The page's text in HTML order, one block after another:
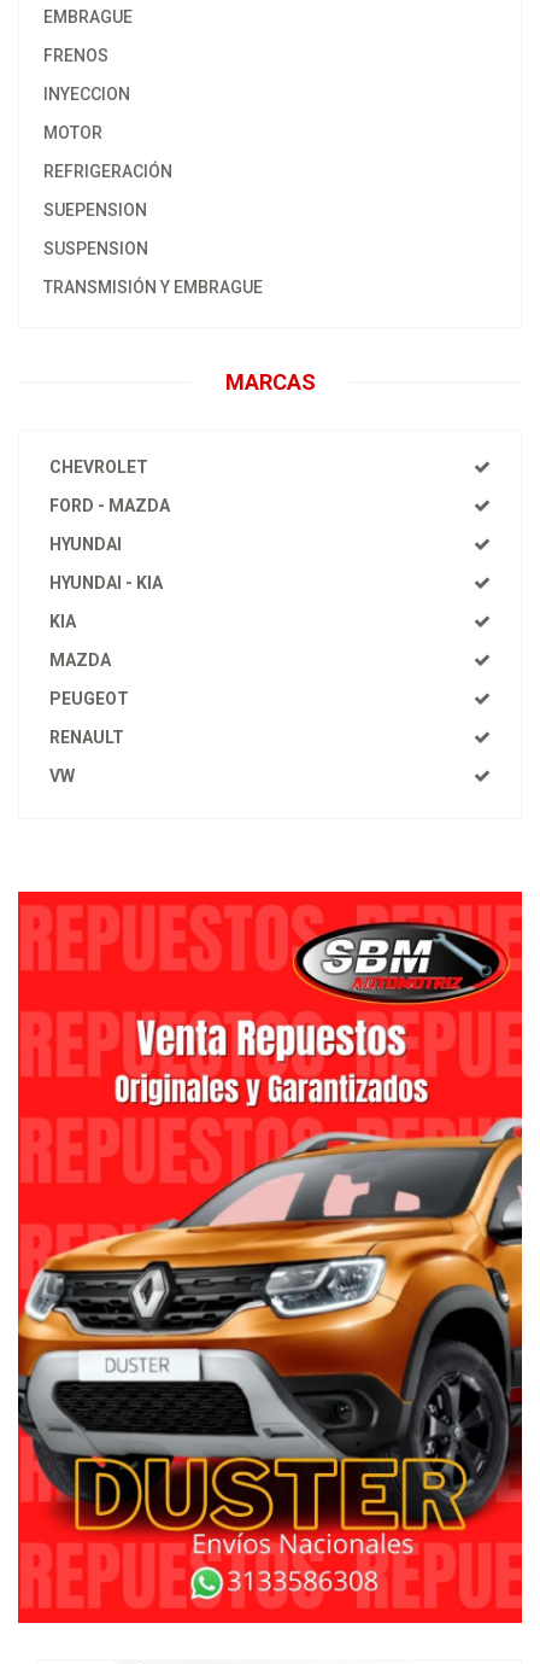
EMBRAGUE
FRENOS
INYECCION
MOTOR
REFRIGERACIÓN
SUEPENSION
SUSPENSION
TRANSMISIÓN Y EMBRAGUE
MARCAS
CHEVROLET
FORD - MAZDA
HYUNDAI
HYUNDAI - KIA
KIA
MAZDA
PEUGEOT
RENAULT
VW
$110.000
Tijera inferior Izquierd Aveo Sail
KAPARS
Ver Detalles Agregar al carrito